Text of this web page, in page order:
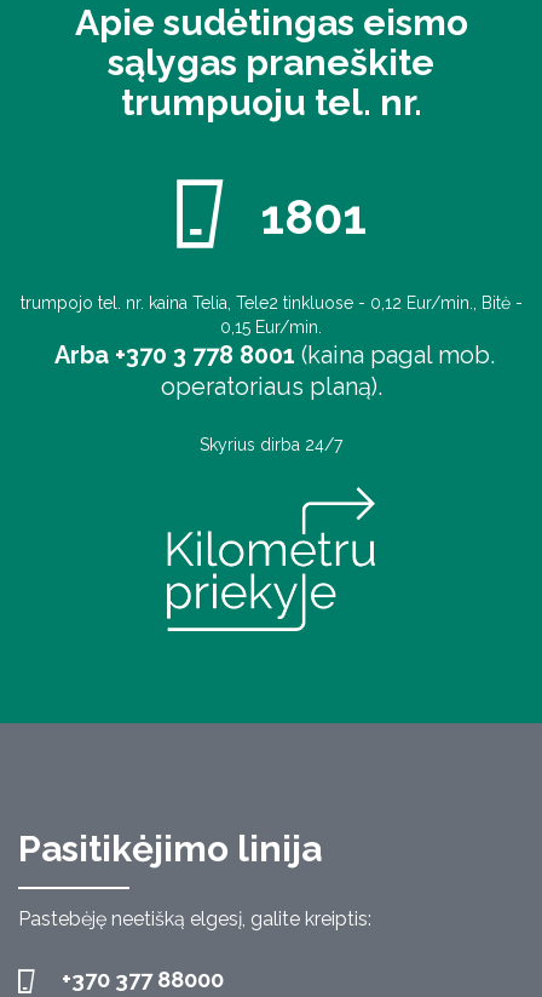
Apie sudėtingas eismo
sąlygas praneškite
trumpuoju tel. nr.
1801
trumpojo tel. nr. kaina Telia, Tele2 tinkluose - 0,12 Eur/min., Bitė -
0,15 Eur/min.
Arba +370 3 778 8001 (kaina pagal mob.
operatoriaus planą).
Skyrius dirba 24/7
Pasitikėjimo linija
Pastebėję neetišką elgesį, galite kreiptis:
+370 377 88000